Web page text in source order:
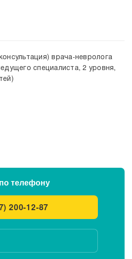
врача-невролога
специалиста, 2 уровня,
по телефону
200-12-87